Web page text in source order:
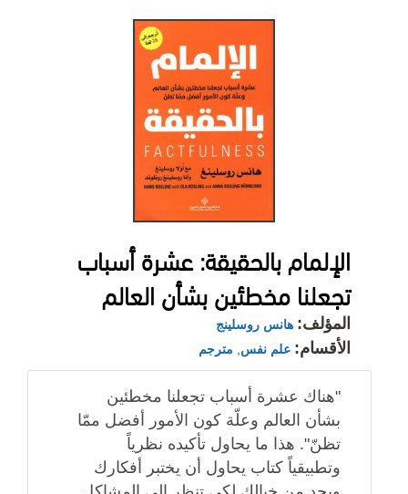
الإلمام بالحقيقة: عشرة أسباب
تجعلنا مخطئين بشأن العالم
المؤلف: هانس روسلينج
الأقسام: علم نفس مترجم
"هناك عشرة أسباب تجعلنا مخطئين
بشأن العالم وعلّة كون الأمور أفضل ممّا
تظنّ". هذا ما يحاول ‏تأكيده نظرياً
وتطبيقياً كتاب يحاول أن يختبر أفكارك